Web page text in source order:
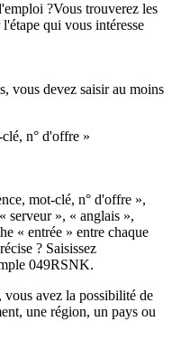
?Vous trouverez les
qui vous intéresse
vous devez saisir au moins
n° d'offre »
mot-clé, n° d'offre »,
serveur », « anglais »,
« entrée » entre chaque
? Saisissez
049RSNK.
avez la possibilité de
une région, un pays ou